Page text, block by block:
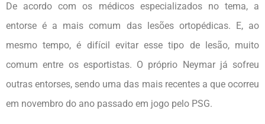
De acordo com os médicos especializados no tema, a
entorse é a mais comum das lesões ortopédicas. E, ao
mesmo tempo, é difícil evitar esse tipo de lesão, muito
comum entre os esportistas. O próprio Neymar já sofreu
outras entorses, sendo uma das mais recentes a que ocorreu
em novembro do ano passado em jogo pelo PSG.